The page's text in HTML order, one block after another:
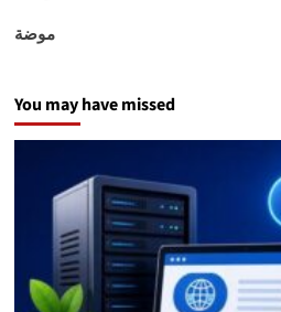
موضة
You may have missed